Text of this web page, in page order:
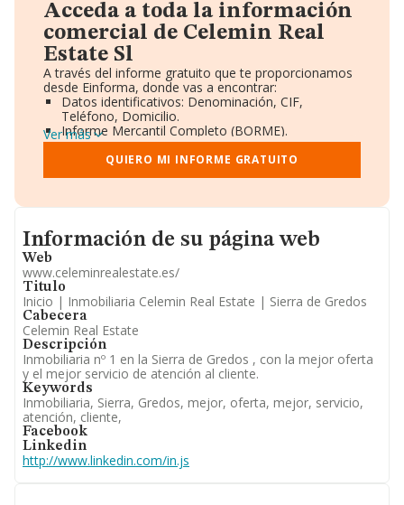
Acceda a toda la información
comercial de Celemin Real
Estate Sl
A través del informe gratuito que te proporcionamos
desde Einforma, donde vas a encontrar:
Datos identificativos: Denominación, CIF,
Teléfono, Domicilio.
Informe Mercantil Completo (BORME).
Gráficos de Evolución Ventas y Empleados.
Consejo de Administración y Administradores.
Directivos y Ejecutivos.
Información oficial y registral complementaria.
Ver más
QUIERO MI INFORME GRATUITO
Informacion de su página web
Información de su página web
Web
www.celeminrealestate.es/
Titulo
Inicio | Inmobiliaria Celemin Real Estate | Sierra de Gredos
Cabecera
Celemin Real Estate
Descripción
Inmobiliaria nº 1 en la Sierra de Gredos , con la mejor oferta
y el mejor servicio de atención al cliente.
Keywords
Inmobiliaria, Sierra, Gredos, mejor, oferta, mejor, servicio,
atención, cliente,
Facebook
Linkedin
http://www.linkedin.com/in.js